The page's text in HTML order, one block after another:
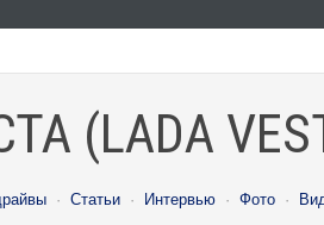
(LADA
· Статьи · Интервью · Фото ·